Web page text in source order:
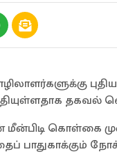
தகவல்
மீன்பிடி கொள்கை
பாதுகாக்கும்